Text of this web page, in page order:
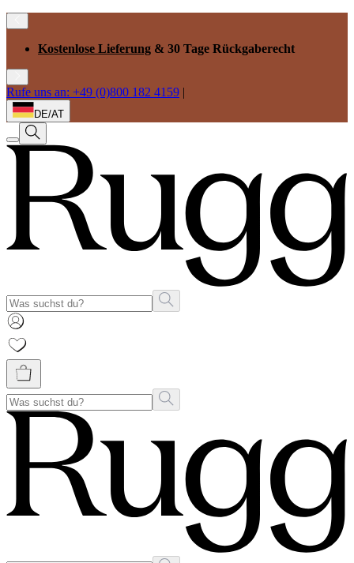
Kostenlose Lieferung & 30 Tage Rückgaberecht
Rufe uns an: +49 (0)800 182 4159 |
DE/AT